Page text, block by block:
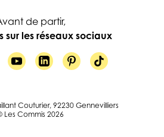
de partir,
sur les réseaux sociaux
Couturier, 92230 Gennevilliers
Les Commis 2026